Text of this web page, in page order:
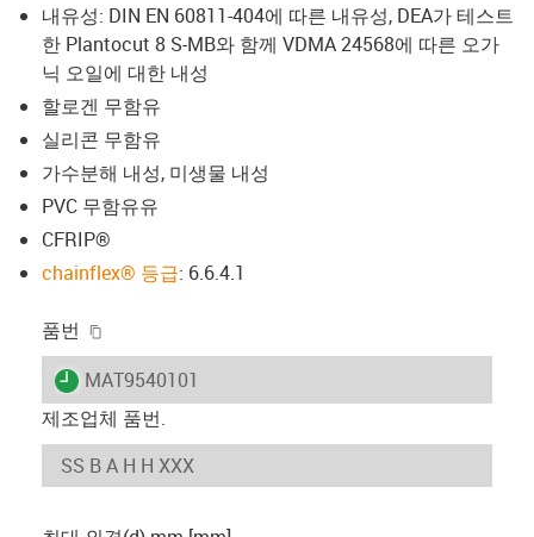
내유성: DIN EN 60811-404에 따른 내유성, DEA가 테스트
한 Plantocut 8 S-MB와 함께 VDMA 24568에 따른 오가
닉 오일에 대한 내성
할로겐 무함유
실리콘 무함유
가수분해 내성, 미생물 내성
PVC 무함유유
CFRIP®
chainflex® 등급: 6.6.4.1
품번
igus-icon-lieferzeit
MAT9540101
제조업체 품번.